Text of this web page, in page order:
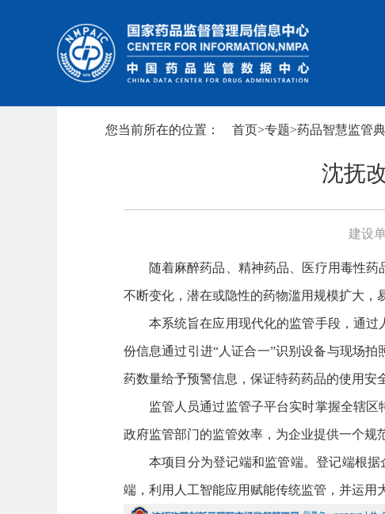
您当前所在的位置： 首页>专题>药品智慧监管
沈抚
建设
随着麻醉药品、精神药品、医疗用毒性
不断变化，潜在或隐性的药物滥用规模扩大，
本系统旨在应用现代化的监管手段，通
份信息通过引进“人证合一”识别设备与现场
药数量给予预警信息，保证特药药品的使用安
监管人员通过监管子平台实时掌握全辖
政府监管部门的监管效率，为企业提供一个规
本项目分为登记端和监管端。登记端根
端，利用人工智能应用赋能传统监管，并运用